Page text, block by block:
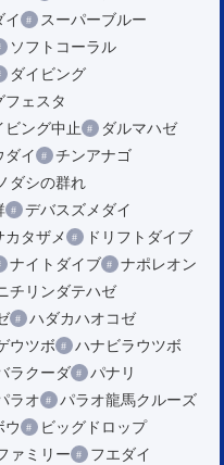
イ
スーパーブルー
ソフトコーラル
ダイビング
フェスタ
ビング中止
ダルマハゼ
ダイ
チンアナゴ
ダシの群れ
デバスズメダイ
カタザメ
ドリフトダイブ
ナイトダイブ
ナポレオン
チリンダテハゼ
ハダカハオコゼ
ウツボ
ハナビラウツボ
ラクーダ
パナリ
ラオ
パラオ龍馬クルーズ
ウ
ビッグドロップ
ァミリー
フエダイ